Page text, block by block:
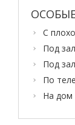
С
Под
Под
По
На дом